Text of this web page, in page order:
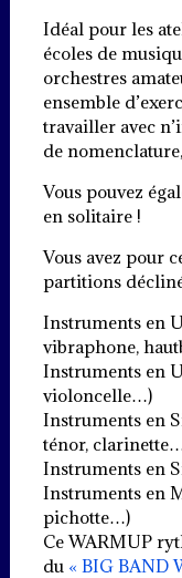
Idéal pour les
écoles de
orchestres
ensemble
travailler avec
de
Vous pouvez
en solitaire !
Vous avez pour
partitions
Instruments en
vibraphone,
Instruments en
violoncelle…)
Instruments en
ténor,
Instruments en
Instruments en
pichotte…)
Ce WARMUP
du « BIG BAND